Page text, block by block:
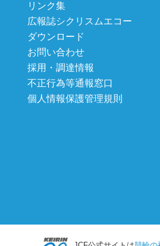
リンク集
広報誌シクリスムエコー
ダウンロード
お問い合わせ
採用・調達情報
不正行為等通報窓口
個人情報保護管理規則